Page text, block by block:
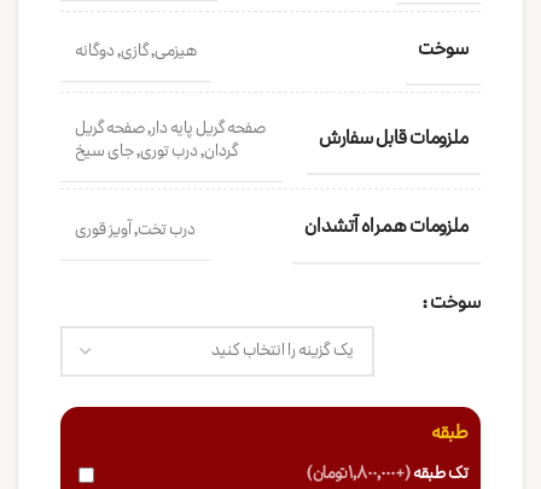
سوخت هیزمی, گازی, دوگانه
ملزومات قابل سفارش
صفحه گریل پایه دار, صفحه گریل
گردان, درب توری, جای سیخ
ملزومات همراه آتشدان درب تخت, آویز قوری
سوخت
طبقه
تک طبقه(+1,800,000 تومان)